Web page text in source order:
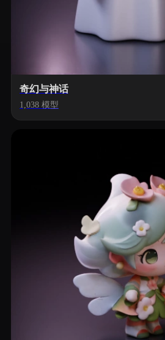
奇幻与神话
1,038 模型